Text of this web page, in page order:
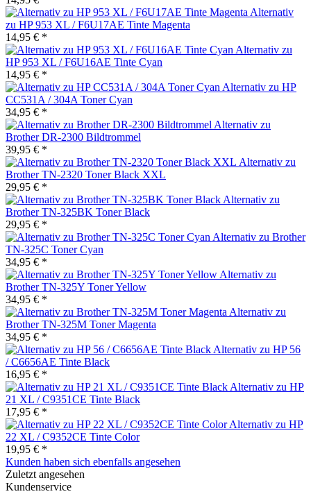
Alternativ
zu HP 953 XL / F6U17AE Tinte Magenta
14,95 € *
Alternativ zu
HP 953 XL / F6U16AE Tinte Cyan
14,95 € *
Alternativ zu HP
CC531A / 304A Toner Cyan
34,95 € *
Alternativ zu
Brother DR-2300 Bildtrommel
39,95 € *
Alternativ zu
Brother TN-2320 Toner Black XXL
29,95 € *
Alternativ zu
Brother TN-325BK Toner Black
29,95 € *
Alternativ zu Brother
TN-325C Toner Cyan
34,95 € *
Alternativ zu
Brother TN-325Y Toner Yellow
34,95 € *
Alternativ zu
Brother TN-325M Toner Magenta
34,95 € *
Alternativ zu HP 56
/ C6656AE Tinte Black
16,95 € *
Alternativ zu HP
21 XL / C9351CE Tinte Black
17,95 € *
Alternativ zu HP
22 XL / C9352CE Tinte Color
19,95 € *
Kunden haben sich ebenfalls angesehen
Zuletzt angesehen
Kundenservice